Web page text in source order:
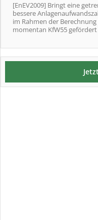
[EnEV2009] Bringt eine
bessere
im Rahmen der Berechnung
momentan KfW55